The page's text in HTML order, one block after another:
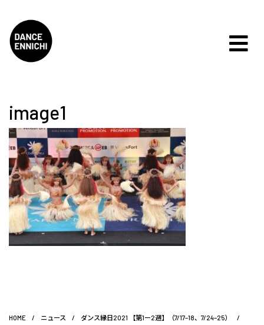
image1
HOME / ニュース / ダンス縁日2021 【第1ー2週】（7/17–18、7/24–25）
/